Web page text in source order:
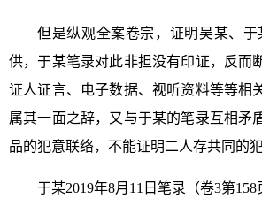
但是纵观全案卷宗，证明吴某、
供，于某笔录对此非担没有印证，反而
证人证言、电子数据、视听资料等等相
属其一面之辞，又与于某的笔录互相矛
品的犯意联络，不能证明二人存共同的犯
于某2019年8月11日笔录（卷3第158